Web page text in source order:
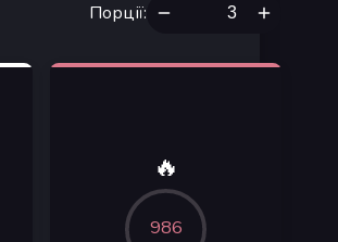
Порції:
🔥
986